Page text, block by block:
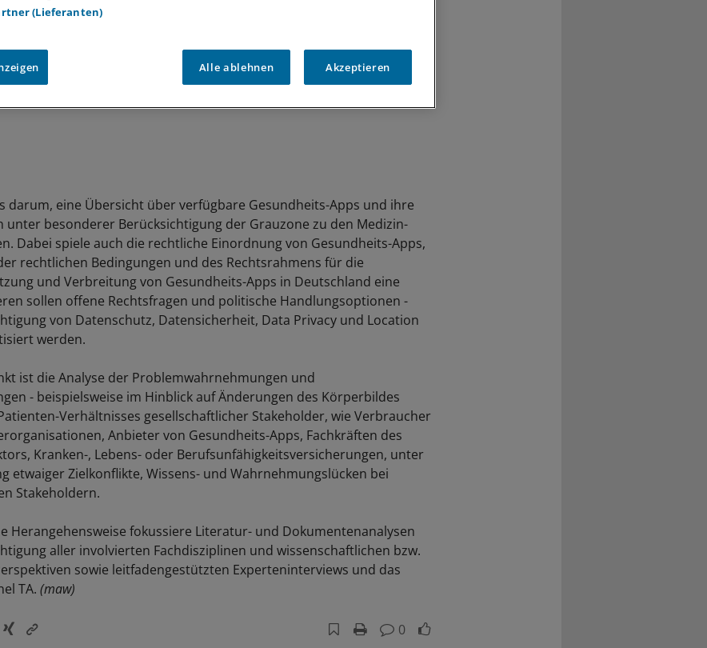
darum, eine Übersicht über verfügbare Gesundheits-Apps und ihre
unter besonderer Berücksichtigung der Grauzone zu den Medizin-
Dabei spiele auch die rechtliche Einordnung von Gesundheits-Apps,
rechtlichen Bedingungen und des Rechtsrahmens für die
und Verbreitung von Gesundheits-Apps in Deutschland eine
sollen offene Rechtsfragen und politische Handlungsoptionen -
von Datenschutz, Datensicherheit, Data Privacy und Location
werden.
ist die Analyse der Problemwahrnehmungen und
- beispielsweise im Hinblick auf Änderungen des Körperbildes
Verhältnisses gesellschaftlicher Stakeholder, wie Verbraucher
Anbieter von Gesundheits-Apps, Fachkräften des
Kranken-, Lebens- oder Berufsunfähigkeitsversicherungen, unter
etwaiger Zielkonflikte, Wissens- und Wahrnehmungslücken bei
Stakeholdern.
Herangehensweise fokussiere Literatur- und Dokumentenanalysen
aller involvierten Fachdisziplinen und wissenschaftlichen bzw.
sowie leitfadengestützten Experteninterviews und das
TA. (maw)
0
(Lieferanten)
Alle ablehnen Akzeptieren